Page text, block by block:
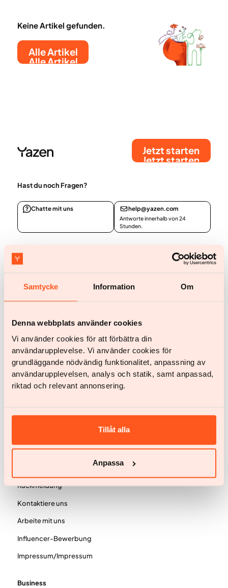
Samtycke Information Om
Denna webbplats använder cookies
Vi använder cookies för att förbättra din
användarupplevelse. Vi använder cookies för
grundläggande nödvändig funktionalitet, anpassning av
användarupplevelsen, analys och statik, samt anpassad,
riktad och relevant annonsering.
Tillåt alla
Anpassa
Keine Artikel gefunden.
Alle Artikel
Alle Artikel
Jetzt starten
Jetzt starten
Hast du noch Fragen?
Chatte mit uns help@yazen.com
Antworte innerhalb von 24
Stunden.
Frau
Preisgestaltung
Häufig gestellte Fragen
Wissen und Inspiration
Wissenschaft und Veröffentlichungen
Rückmeldung
Kontaktiere uns
Arbeite mit uns
Influencer-Bewerbung
Impressum/Impressum
Business